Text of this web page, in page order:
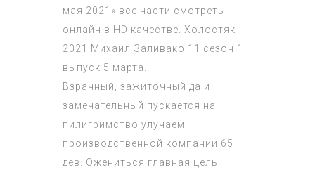
мая 2021» все части смотреть
онлайн в HD качестве. Холостяк
2021 Михаил Заливако 11 сезон 1
выпуск 5 марта.
Взрачный, зажиточный да и
замечательный пускается на
пилигримство улучаем
производственной компании 65
дев. Ожениться главная цель –